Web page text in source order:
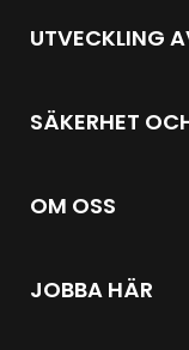
UTVECKLING
SÄKERHET
OM OSS
JOBBA HÄR